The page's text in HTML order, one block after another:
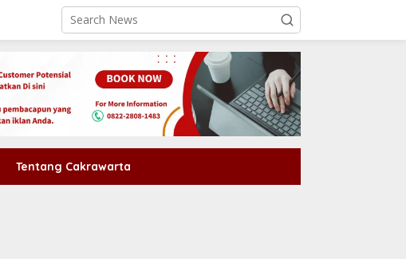
Tentang Cakrawarta